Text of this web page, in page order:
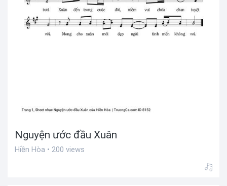
Nguyện ước đầu Xuân
Hiền Hòa • 200 views